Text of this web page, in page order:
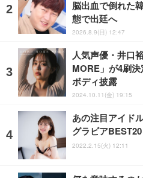
脳出血で倒れた
態で出廷へ
2026.8.9(日) 12:47
人気声優・井口
MORE」が4刷
ボディ披露
2024.10.11(金) 19:15
あの注目アイド
グラビアBEST20
2022.2.15(火) 12:11